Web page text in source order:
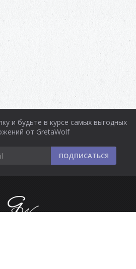
и будьте в курсе самых выгодных
от GretaWolf
ПОДПИСАТЬСЯ